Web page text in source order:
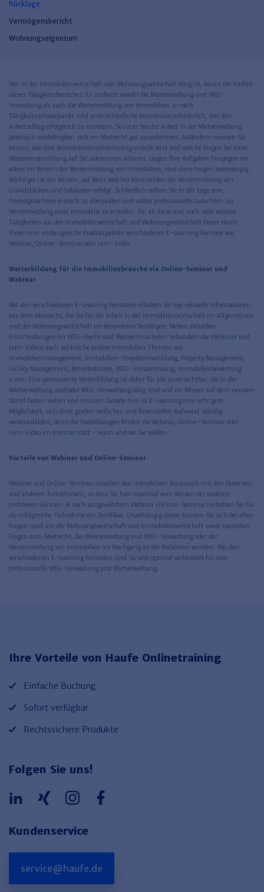
Rücklage
Vermögensbericht
Wohnungseigentum
Wer in der Immobilienwirtschaft oder Wohnungswirtschaft tätig ist, kennt die Vielfalt
dieses Tätigkeitsbereiches. Er umfasst sowohl die Mietverwaltung und WEG-
Verwaltung als auch die Wertermittlung von Immobilien. Je nach
Tätigkeitsschwerpunkt sind unterschiedliche Kenntnisse erforderlich, um den
Arbeitsalltag erfolgreich zu meistern. So ist es bei der Arbeit in der Mietverwaltung
praktisch unabdingbar, sich im Mietrecht gut auszukennen. Außerdem müssen Sie
wissen, wie eine Betriebskostenabrechnung erstellt wird und welche Fragen bei einer
Mieterversammlung auf Sie zukommen können. Liegen Ihre Aufgaben hingegen vor
allem im Bereich der Wertermittlung von Immobilien, sind diese Fragen zweitrangig.
Wichtiger ist das Wissen, auf Basis welcher Kennzahlen die Wertermittlung von
Grundstücken und Gebäuden erfolgt. Schließlich sollten Sie in der Lage sein,
Fremdgutachten kritisch zu überprüfen und selbst professionelle Gutachten zur
Wertermittlung einer Immobilie zu erstellen. Für all diese und noch viele weitere
Tätigkeiten aus der Immobilienwirtschaft und Wohnungswirtschaft bietet Haufe
Ihnen eine umfangreiche Produktpalette verschiedener E-Learning Formate wie
Webinar, Online-Seminar oder Lern-Video.
Weiterbildung für die Immobilienbranche via Online-Seminar und
Webinar
Mit den verschiedenen E-Learning Formaten erhalten Sie top-aktuelle Informationen
aus dem Mietrecht, die Sie für die Arbeit in der Immobilienwirtschaft im Allgemeinen
und der Wohnungswirtschaft im Besonderen benötigen. Neben aktuellen
Entscheidungen im WEG-Recht und Mietrechtsurteilen behandeln die Webinare und
Lern-Videos auch zahlreiche andere Immobilien Themen wie
Immobilienmanagement, Immobilien-Projektentwicklung, Property Management,
Facility Management, Betriebskosten, WEG-Versammlung, Immobilienbewertung
u.v.m. Eine permanente Weiterbildung ist daher für alle unverzichtbar, die in der
Mietverwaltung und/oder WEG-Verwaltung tätig sind und ihr Wissen auf dem neusten
Stand halten wollen und müssen. Gerade hier ist E-Learning eine sehr gute
Möglichkeit, sich ohne großen zeitlichen und finanziellen Aufwand ständig
weiterzubilden, denn die Fortbildungen finden via Webinar, Online-Seminar oder
Lern-Video im Internet statt - wann und wo Sie wollen.
Vorteile von Webinar und Online-Seminar
Webinar und Online-Seminar erlauben den interaktiven Austausch mit den Dozenten
und anderen Teilnehmern, so dass Sie hier maximal vom Wissen der anderen
profitieren können. Je nach ausgewähltem Webinar (Online-Seminar) erhalten Sie für
die erfolgreiche Teilnahme ein Zertifikat. Unabhängig davon können Sie sich bei allen
Fragen rund um die Wohnungswirtschaft und Immobilienwirtschaft sowie speziellen
Fragen zum Mietrecht, der Mietverwaltung und WEG-Verwaltung oder der
Wertermittlung von Immobilien im Nachgang an die Redaktion wenden. Mit den
verschiedenen E-Learning Formaten sind Sie also optimal vorbereitet für eine
professionelle WEG-Verwaltung und Mietverwaltung.
Ihre Vorteile von Haufe Onlinetraining
Einfache Buchung
Sofort verfügbar
Rechtssichere Produkte
Folgen Sie uns!
Kundenservice
service@haufe.de